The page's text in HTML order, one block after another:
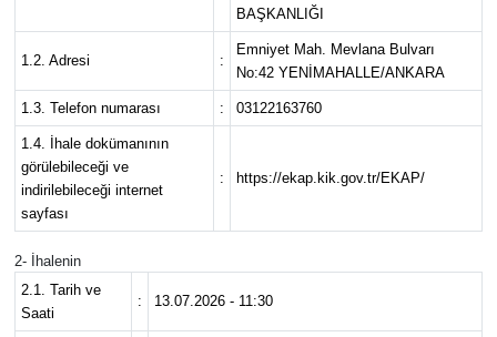
BAŞKANLIĞI
1.2. Adresi :
Emniyet Mah. Mevlana Bulvarı
No:42 YENİMAHALLE/ANKARA
1.3. Telefon numarası : 03122163760
1.4. İhale dokümanının
görülebileceği ve
indirilebileceği internet
sayfası
: https://ekap.kik.gov.tr/EKAP/
2- İhalenin
2.1. Tarih ve
Saati
: 13.07.2026 - 11:30
Eğitim
Hava Durumu
Kim kimdir?